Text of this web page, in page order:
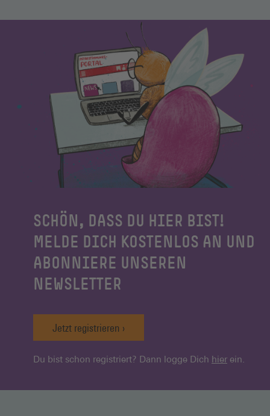
SCHÖN, DASS DU HIER BIST!
MELDE DICH KOSTENLOS AN UND
ABONNIERE UNSEREN
NEWSLETTER
Jetzt registrieren
Du bist schon registriert? Dann logge Dich hier ein.